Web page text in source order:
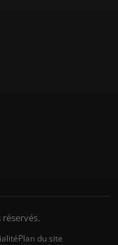
Plan du site